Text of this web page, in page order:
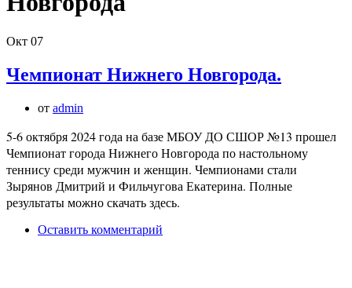
Окт 07
Чемпионат Нижнего Новгорода.
от admin
5-6 октября 2024 года на базе МБОУ ДО СШОР №13 прошел
Чемпионат города Нижнего Новгорода по настольному
теннису среди мужчин и женщин. Чемпионами стали
Зырянов Дмитрий и Фильчугова Екатерина. Полные
результаты можно скачать здесь.
Оставить комментарий